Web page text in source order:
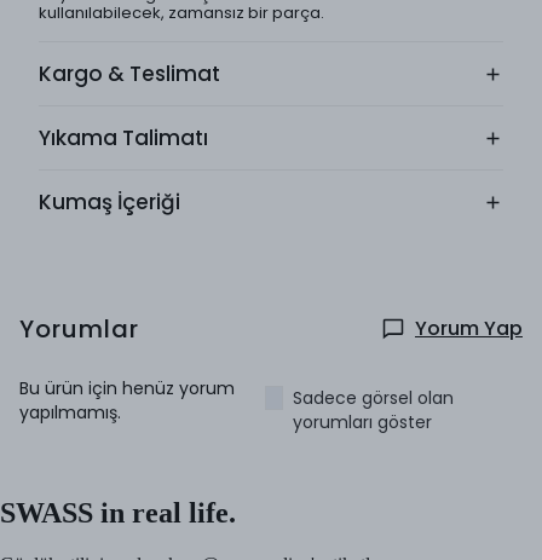
kullanılabilecek, zamansız bir parça.
Kargo & Teslimat
Yıkama Talimatı
Kumaş İçeriği
Yorumlar Yorum Yap
Bu ürün için henüz yorum
yapılmamış.
Sadece görsel olan
yorumları göster